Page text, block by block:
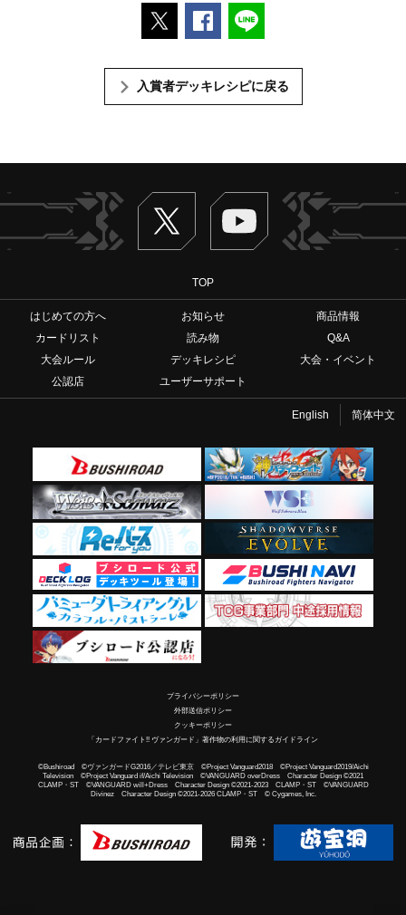
ポストするFacebookでシェアする
入賞者デッキレシピに戻る
Twitter ヴァンガードch
TOP
はじめての方へ お知らせ
商品情報
カードリスト
読み物
Q&A
大会ルール
デッキレシピ
大会・イベント
公認店
ユーザーサポート
English 简体中文
プライバシーポリシー
外部送信ポリシー
クッキーポリシー
「カードファイト!! ヴァンガード」著作物の利用に関するガイドライン
©Bushiroad ©ヴァンガードG2016／テレビ東京 ©Project Vanguard2018 ©Project Vanguard2019/Aichi
Television ©Project Vanguard if/Aichi Television ©VANGUARD overDress Character Design ©2021
CLAMP・ST ©VANGUARD will+Dress Character Design ©2021-2023 CLAMP・ST ©VANGUARD
Divinez Character Design ©2021-2026 CLAMP・ST © Cygames, Inc.